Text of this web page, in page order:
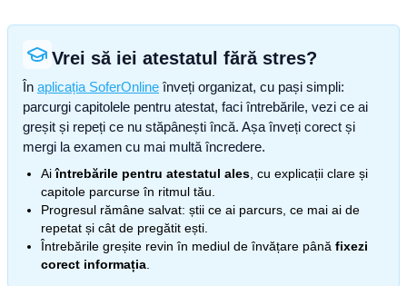
Vrei să iei atestatul fără stres?
În aplicația SoferOnline înveți organizat, cu pași simpli:
parcurgi capitolele pentru atestat, faci întrebările, vezi ce ai
greșit și repeți ce nu stăpânești încă. Așa înveți corect și
mergi la examen cu mai multă încredere.
Aiîntrebările pentru atestatul ales , cu explicații clare și
capitole parcurse în ritmul tău.
Progresul rămâne salvat: știi ce ai parcurs, ce mai ai de
repetat și cât de pregătit ești.
Întrebările greșite revin în mediul de învățare până fixezi
corect informația